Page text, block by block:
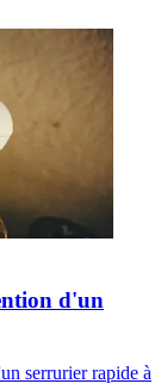
d'un
serrurier rapide à